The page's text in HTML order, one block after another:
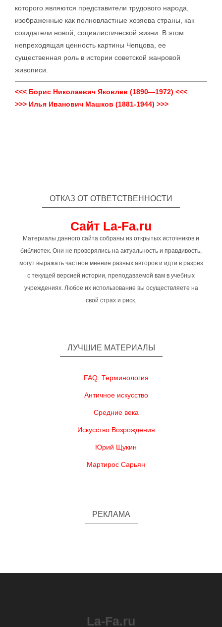
которого являются представители трудового народа,
изображенные как полновластные хозяева страны, как
созидатели новой, социалистической жизни. В этом
непреходящая ценность картины Чепцова, ее
существенная роль в истории советской жанровой
живописи.
<<< Борис Николаевич Яковлев (1890—1972) <<<
>>> Илья Иванович Машков (1881-1944) >>>
ОТКАЗ ОТ ОТВЕТСТВЕННОСТИ
Сайт La-Fa.ru
Материалы данного сайта собраны из открытых источников и
библиотек. Они не проверялись на актуальность и правдивость,
могут выражать частное мнение разных авторов и идти в разрез
с текущей версией истории, преподаваемой вам в учебных
учреждениях. Любое их использование вы осуществляете на
свой страх и риск.
ЛУЧШИЕ МАТЕРИАЛЫ
FAQ. Терминология
Античное искусство
Средние века
Искусство Возрождения
Юрий Щукин
Мартирос Сарьян
РЕКЛАМА
La-Fa.ru